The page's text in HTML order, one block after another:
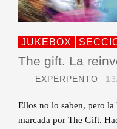
JUKEBOX
The gift. La
EXPERPENTO
Ellos no lo saben, pero la
marcada por The Gift.